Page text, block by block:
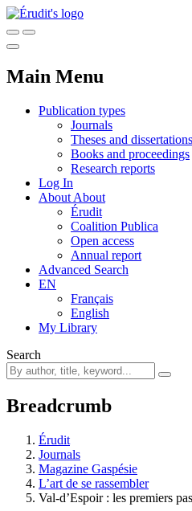
Main Menu
Publication types
Journals
Theses and dissertations
Books and proceedings
Research reports
Log In
About About
Érudit
Coalition Publica
Open access
Annual report
Advanced Search
EN
Français
English
My Library
Search
Breadcrumb
Érudit
Journals
Magazine Gaspésie
L’art de se rassembler
Val-d’Espoir : les premiers